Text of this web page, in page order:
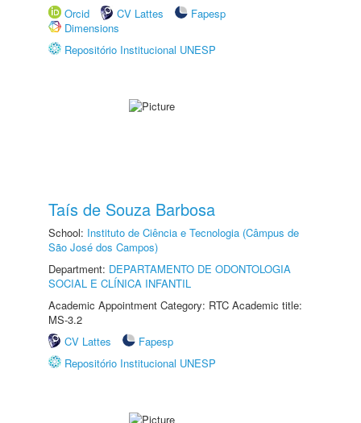
Orcid
CV Lattes
Fapesp
Dimensions
Repositório Institucional UNESP
Taís de Souza Barbosa
School: Instituto de Ciência e Tecnologia (Câmpus de
São José dos Campos)
Department: DEPARTAMENTO DE ODONTOLOGIA
SOCIAL E CLÍNICA INFANTIL
Academic Appointment Category: RTC Academic title:
MS-3.2
CV Lattes
Fapesp
Repositório Institucional UNESP